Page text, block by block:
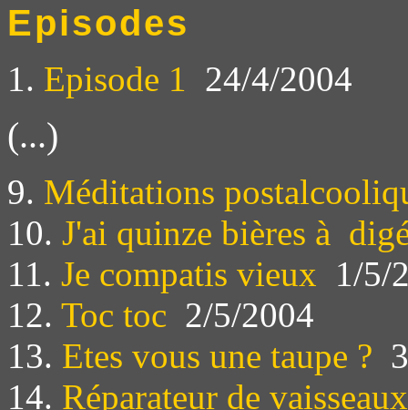
Episodes
1. Episode 1 24/4/2004
(...)
9. Méditations
10. J'ai quinze bières à
11. Je compatis vieux 1/5/
12. Toc toc 2/5/2004
13. Etes vous une taupe ?
14. Réparateur de vaisseaux